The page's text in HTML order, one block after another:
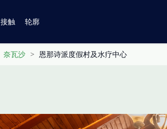
接触 轮廓
奈瓦沙 > 恩那诗派度假村及水疗中心